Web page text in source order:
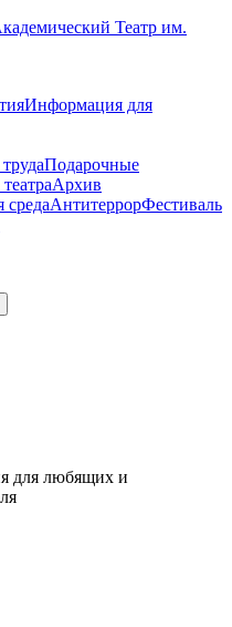
Информация для
Подарочные
Архив
средаАнтитеррорФестиваль
для любящих и